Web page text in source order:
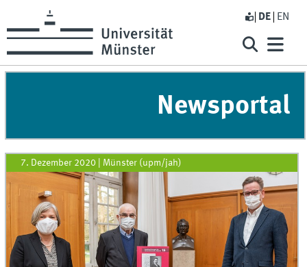
DE EN
Newsportal
7. Dezember 2020 Münster (upm/jah)